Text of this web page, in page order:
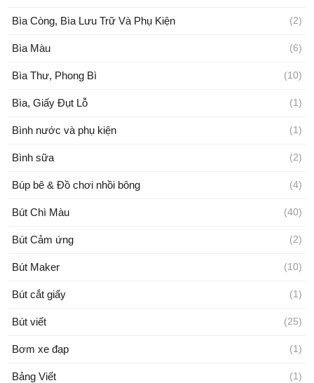
Bìa Còng, Bìa Lưu Trữ Và Phụ Kiện (2)
Bìa Màu (6)
Bìa Thư, Phong Bì (10)
Bìa, Giấy Đụt Lỗ (1)
Bình nước và phụ kiện (1)
Bình sữa (2)
Búp bê & Đồ chơi nhồi bông (4)
Bút Chì Màu (40)
Bút Cảm ứng (2)
Bút Maker (10)
Bút cắt giấy (1)
Bút viết (25)
Bơm xe đạp (1)
Bảng Viết (1)